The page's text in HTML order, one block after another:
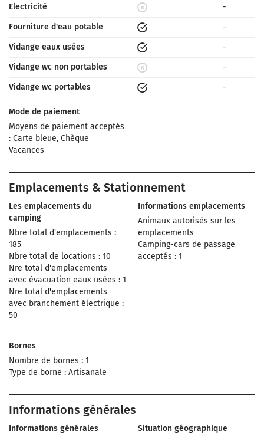
Electricité
-
Fourniture d'eau potable
-
Vidange eaux usées
-
Vidange wc non portables
-
Vidange wc portables
-
Mode de paiement
Moyens de paiement acceptés
: Carte bleue, Chèque
Vacances
Emplacements & Stationnement
Les emplacements du
camping
Nbre total d'emplacements :
185
Nbre total de locations : 10
Nre total d'emplacements
avec évacuation eaux usées : 1
Nre total d'emplacements
avec branchement électrique :
50
Informations emplacements
Animaux autorisés sur les
emplacements
Camping-cars de passage
acceptés : 1
Bornes
Nombre de bornes : 1
Type de borne : Artisanale
Informations générales
Informations générales
Situation géographique